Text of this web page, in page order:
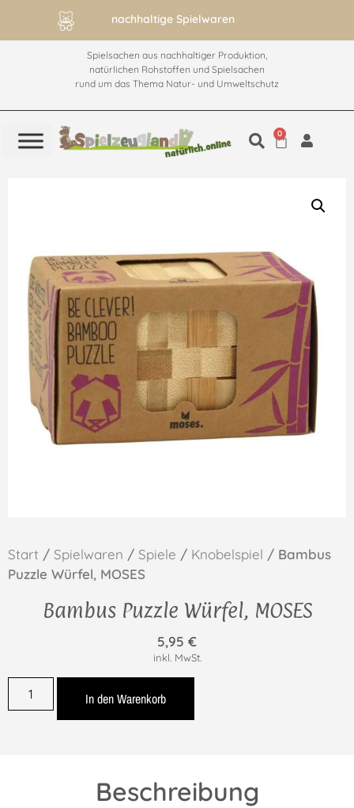
nachhaltige Spielwaren
Spielsachen aus nachhaltiger Produktion,
natürlichen Rohstoffen und Spielsachen
rund um das Thema Natur- und Umweltschutz
0
Start / Spielwaren / Spiele / Knobelspiel / Bambus
Puzzle Würfel, MOSES
Bambus Puzzle Würfel, MOSES
5,95 €
inkl. MwSt.
In den Warenkorb
Beschreibung